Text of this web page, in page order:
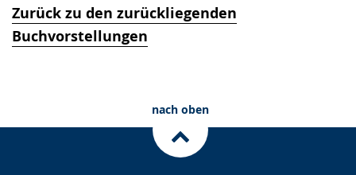
Zurück zu den zurückliegenden
Buchvorstellungen
nach oben